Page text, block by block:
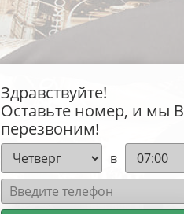
Здравствуйте!
Оставьте номер, и мы
перезвоним!
в